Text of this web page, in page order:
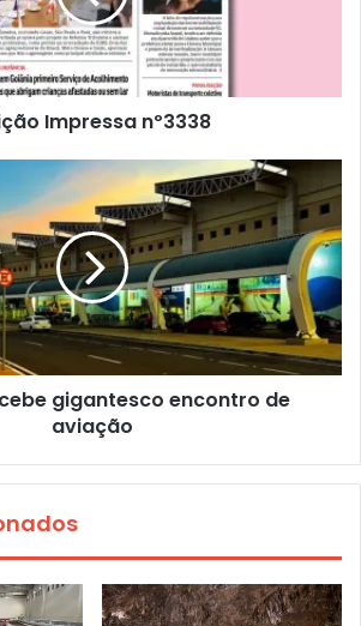
Impressa nº3338
gigantesco encontro de
aviação